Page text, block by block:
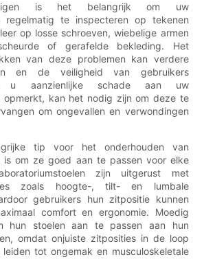
is het belangrijk om uw
regelmatig te inspecteren op tekenen
op losse schroeven, wiebelige armen
of gerafelde bekleding. Het
van deze problemen kan verdere
en de veiligheid van gebruikers
u aanzienlijke schade aan uw
opmerkt, kan het nodig zijn om deze te
om ongevallen en verwondingen
tip voor het onderhouden van
is om ze goed aan te passen voor elke
zijn uitgerust met
zoals hoogte-, tilt- en lumbale
gebruikers hun zitpositie kunnen
comfort en ergonomie. Moedig
hun stoelen aan te passen aan hun
omdat onjuiste zitposities in de loop
tot ongemak en musculoskeletale